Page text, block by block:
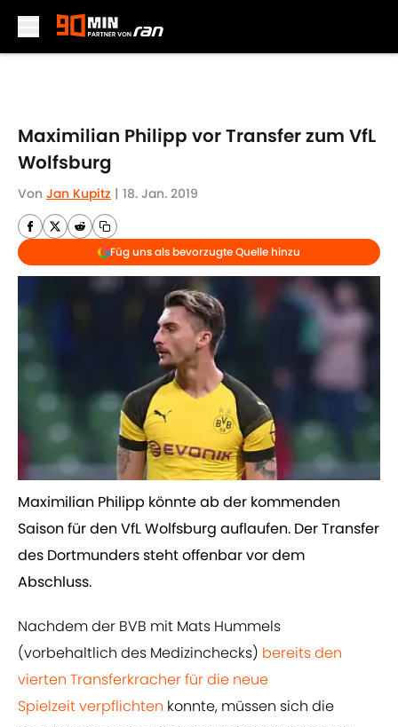
Maximilian Philipp vor Transfer zum VfL
Wolfsburg
Von Jan Kupitz | 18. Jan. 2019
Füg uns als bevorzugte Quelle hinzu
Maximilian Philipp könnte ab der kommenden
Saison für den VfL Wolfsburg auflaufen. Der Transfer
des Dortmunders steht offenbar vor dem
Abschluss.
Nachdem der BVB mit Mats Hummels
(vorbehaltlich des Medizinchecks) ​bereits den
vierten Transferkracher für die neue
Spielzeit verpflichten konnte, müssen sich die